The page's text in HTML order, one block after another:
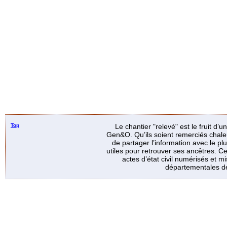
Top
Le chantier "relevé" est le fruit
Gen&O. Qu’ils soient remerciés
de partager l’information avec le
utiles pour retrouver ses ancêtres.
actes d’état civil numérisés et
départementales